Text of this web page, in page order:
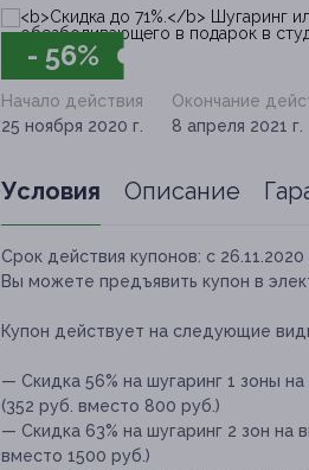
- 56%
Начало действия
25 ноября 2020 г.
Окончание
8 апреля 2021 г.
Условия Описание
Срок действия купонов: с
Вы можете предъявить купон в
Купон действует на следующие
— Скидка 56% на шугаринг 1 зоны
(352 руб. вместо 800 руб.)
— Скидка 63% на шугаринг 2 зон на
вместо 1500 руб.)